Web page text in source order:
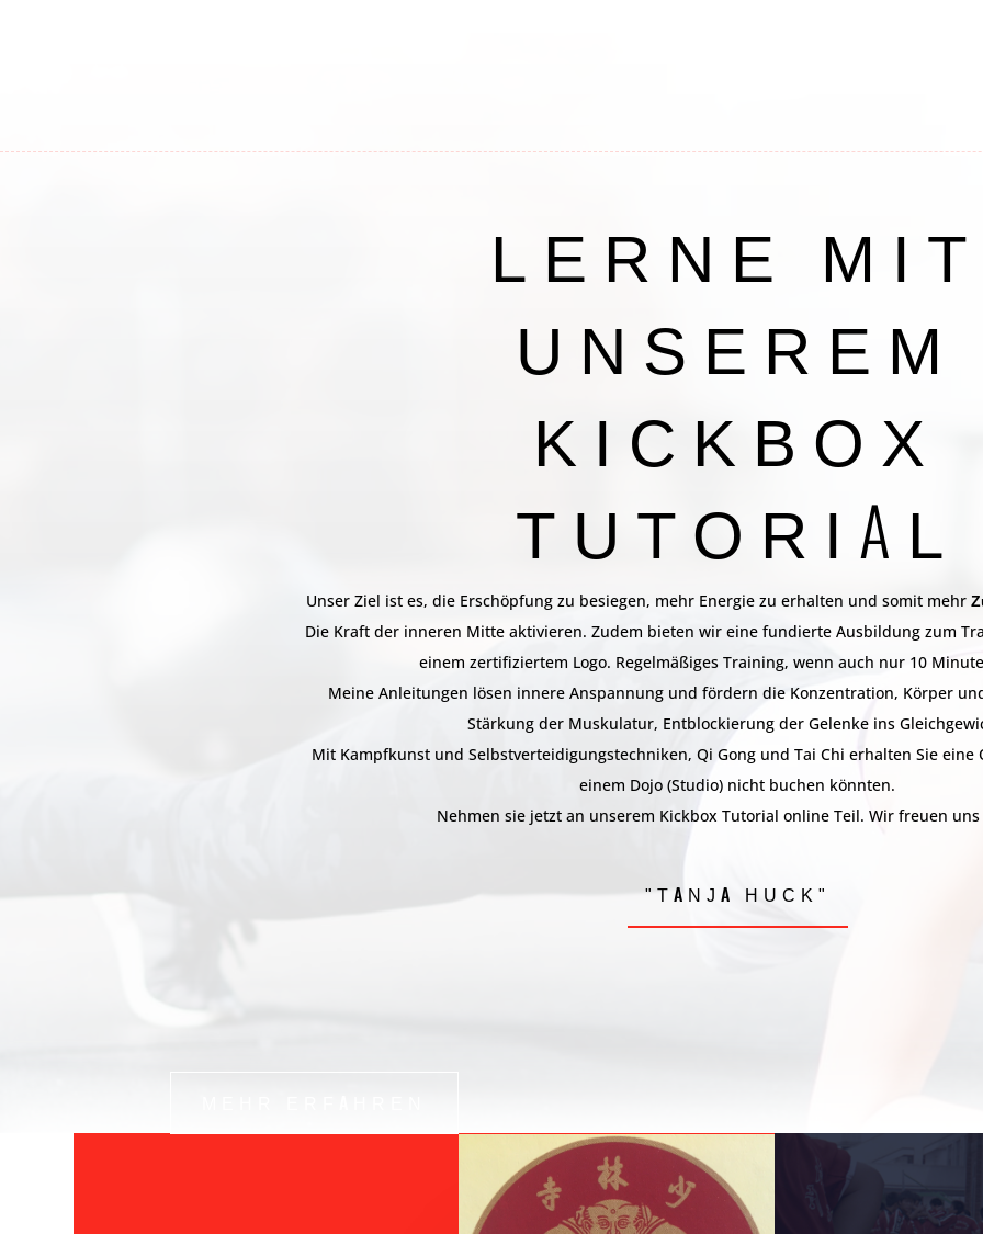
LERNE MIT
UNSEREM
KICKBOX
TUTORIAL
Unser Ziel ist es, die Erschöpfung zu besiegen, mehr Energie zu erhalten und somit mehr
Die Kraft der inneren Mitte aktivieren. Zudem bieten wir eine fundierte Ausbildung zum
einem zertifiziertem Logo. Regelmäßiges Training, wenn auch nur 10
Meine Anleitungen lösen innere Anspannung und fördern die Konzentration, Körper
Stärkung der Muskulatur, Entblockierung der Gelenke ins
Mit Kampfkunst und Selbstverteidigungstechniken, Qi Gong und Tai Chi erhalten Sie eine
einem Dojo (Studio) nicht buchen könnten.
Nehmen sie jetzt an unserem Kickbox Tutorial online Teil. Wir freuen uns
"TANJA HUCK"